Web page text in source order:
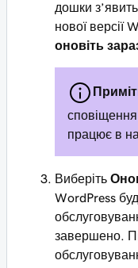
дошки
нової версії
оновіть
працює в
Виберіть
WordPress
завершено.